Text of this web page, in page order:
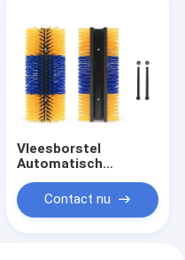
Vleesborstel
Automatisch
Oscillerend
Vleesborstel
Vleesborstel Anti-
Reinigingsborstel
Contact nu